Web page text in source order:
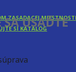
ZASADACEJ
SI KATALÓG
USAĎTE